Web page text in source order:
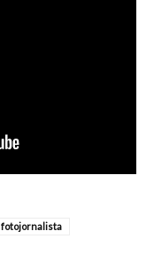
fotojornalista